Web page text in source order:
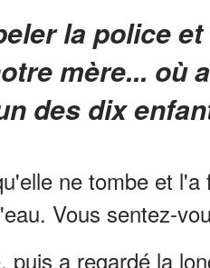
mère... où
des dix
ne tombe et
Vous sentez-
puis a regardé la